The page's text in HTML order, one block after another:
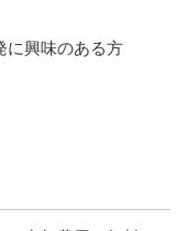
に興味のある方